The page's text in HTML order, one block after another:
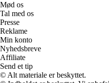
Mød os
Tal med os
Presse
Reklame
Min konto
Nyhedsbreve
Affiliate
Send et tip
© Alt materiale er beskyttet.